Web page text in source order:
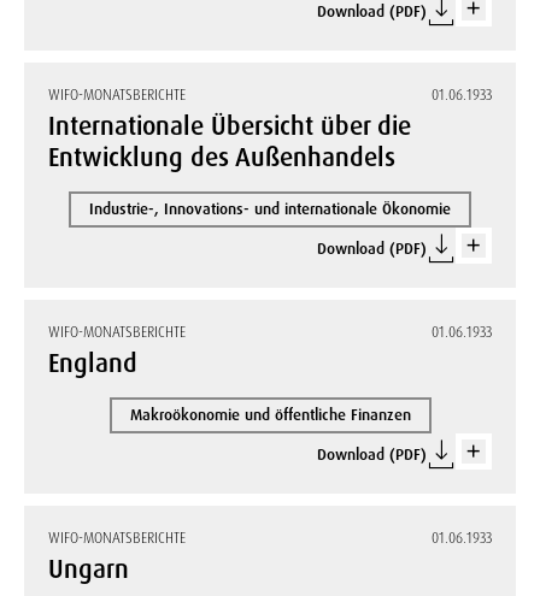
Download (PDF)
WIFO-MONATSBERICHTE 01.06.1933
Internationale Übersicht über die
Entwicklung des Außenhandels
Industrie-, Innovations- und internationale Ökonomie
Download (PDF)
WIFO-MONATSBERICHTE 01.06.1933
England
Makroökonomie und öffentliche Finanzen
Download (PDF)
WIFO-MONATSBERICHTE 01.06.1933
Ungarn